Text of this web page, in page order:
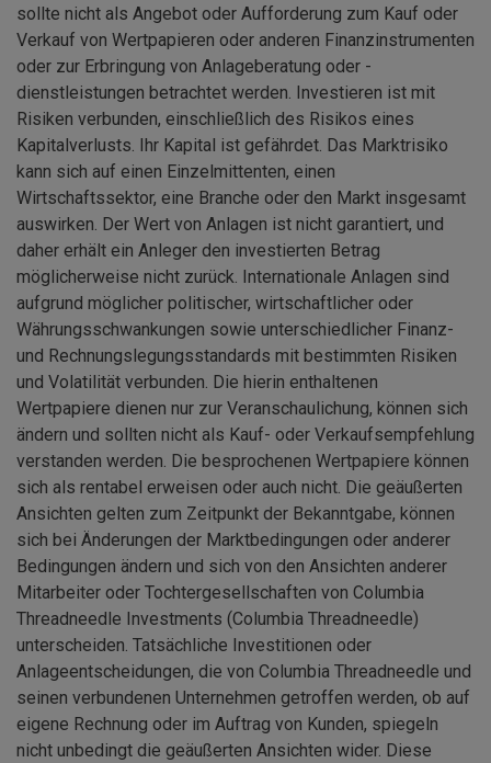
sollte nicht als Angebot oder Aufforderung zum Kauf oder
Verkauf von Wertpapieren oder anderen Finanzinstrumenten
oder zur Erbringung von Anlageberatung oder -
dienstleistungen betrachtet werden. Investieren ist mit
Risiken verbunden, einschließlich des Risikos eines
Kapitalverlusts. Ihr Kapital ist gefährdet. Das Marktrisiko
kann sich auf einen Einzelmittenten, einen
Wirtschaftssektor, eine Branche oder den Markt insgesamt
auswirken. Der Wert von Anlagen ist nicht garantiert, und
daher erhält ein Anleger den investierten Betrag
möglicherweise nicht zurück. Internationale Anlagen sind
aufgrund möglicher politischer, wirtschaftlicher oder
Währungsschwankungen sowie unterschiedlicher Finanz-
und Rechnungslegungsstandards mit bestimmten Risiken
und Volatilität verbunden. Die hierin enthaltenen
Wertpapiere dienen nur zur Veranschaulichung, können sich
ändern und sollten nicht als Kauf- oder Verkaufsempfehlung
verstanden werden. Die besprochenen Wertpapiere können
sich als rentabel erweisen oder auch nicht. Die geäußerten
Ansichten gelten zum Zeitpunkt der Bekanntgabe, können
sich bei Änderungen der Marktbedingungen oder anderer
Bedingungen ändern und sich von den Ansichten anderer
Mitarbeiter oder Tochtergesellschaften von Columbia
Threadneedle Investments (Columbia Threadneedle)
unterscheiden. Tatsächliche Investitionen oder
Anlageentscheidungen, die von Columbia Threadneedle und
seinen verbundenen Unternehmen getroffen werden, ob auf
eigene Rechnung oder im Auftrag von Kunden, spiegeln
nicht unbedingt die geäußerten Ansichten wider. Diese